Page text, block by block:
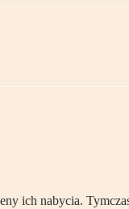
ich nabycia.